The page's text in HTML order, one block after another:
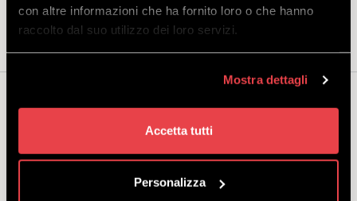
con altre informazioni che ha fornito loro o che hanno
raccolto dal suo utilizzo dei loro servizi.
Mostra dettagli
Accetta tutti
Personalizza
Możesz być także zainteresowany...